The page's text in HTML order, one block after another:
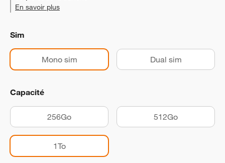
En savoir plus
Sim
Mono sim Dual sim
Capacité
256Go 512Go
1To